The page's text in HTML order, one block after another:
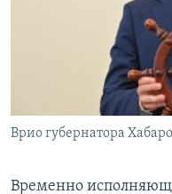
ПОДПИШИТЕСЬ НА
СОЦИАЛЬНЫЕ СЕТИ
Все сайты РСЕ/РС
Врио губернатора
Временно